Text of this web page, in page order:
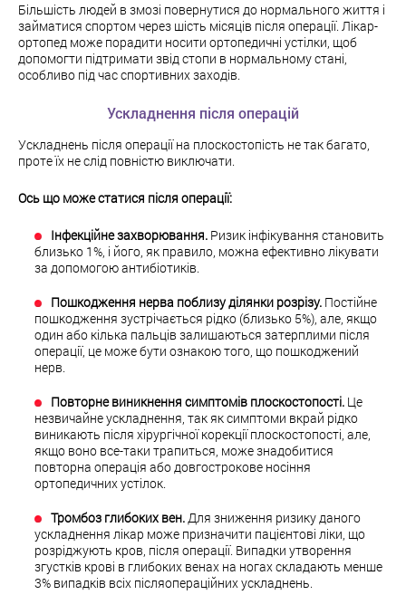
Більшість людей в змозі повернутися до нормального життя і
займатися спортом через шість місяців після операції. Лікар-
ортопед може порадити носити ортопедичні устілки, щоб
допомогти підтримати звід стопи в нормальному стані,
особливо під час спортивних заходів.
Ускладнення після операцій
Ускладнень після операції на плоскостопість не так багато,
проте їх не слід повністю виключати.
Ось що може статися після операції:
Інфекційне захворювання. Ризик інфікування становить
близько 1%, і його, як правило, можна ефективно лікувати
за допомогою антибіотиків.
Пошкодження нерва поблизу ділянки розрізу. Постійне
пошкодження зустрічається рідко (близько 5%), але, якщо
один або кілька пальців залишаються затерплими після
операції, це може бути ознакою того, що пошкоджений
нерв.
Повторне виникнення симптомів плоскостопості. Це
незвичайне ускладнення, так як симптоми вкрай рідко
виникають після хірургічної корекції плоскостопості, але,
якщо воно все-таки трапиться, може знадобитися
повторна операція або довгострокове носіння
ортопедичних устілок.
Тромбоз глибоких вен.Для зниження ризику даного
ускладнення лікар може призначити пацієнтові ліки, що
розріджують кров, після операції. Випадки утворення
згустків крові в глибоких венах на ногах складають менше
3% випадків всіх післяопераційних ускладнень.